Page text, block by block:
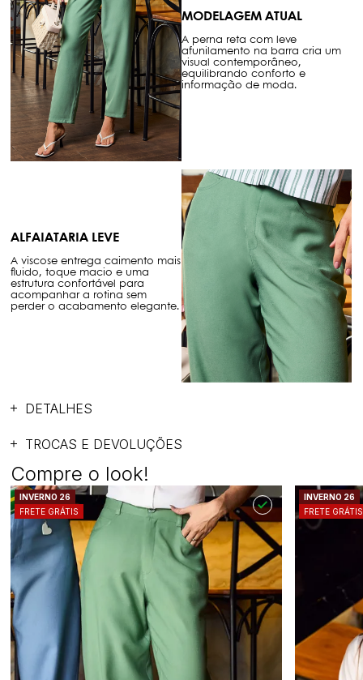
MODELAGEM ATUAL
A perna reta com leve
afunilamento na barra cria um
visual contemporâneo,
equilibrando conforto e
informação de moda.
ALFAIATARIA LEVE
A viscose entrega caimento mais
fluido, toque macio e uma
estrutura confortável para
acompanhar a rotina sem
perder o acabamento elegante.
DETALHES
TROCAS E DEVOLUÇÕES
Compre o look!
FRETE GRÁTIS
INVERNO 26
FRETE GRÁTIS
INVERNO 26